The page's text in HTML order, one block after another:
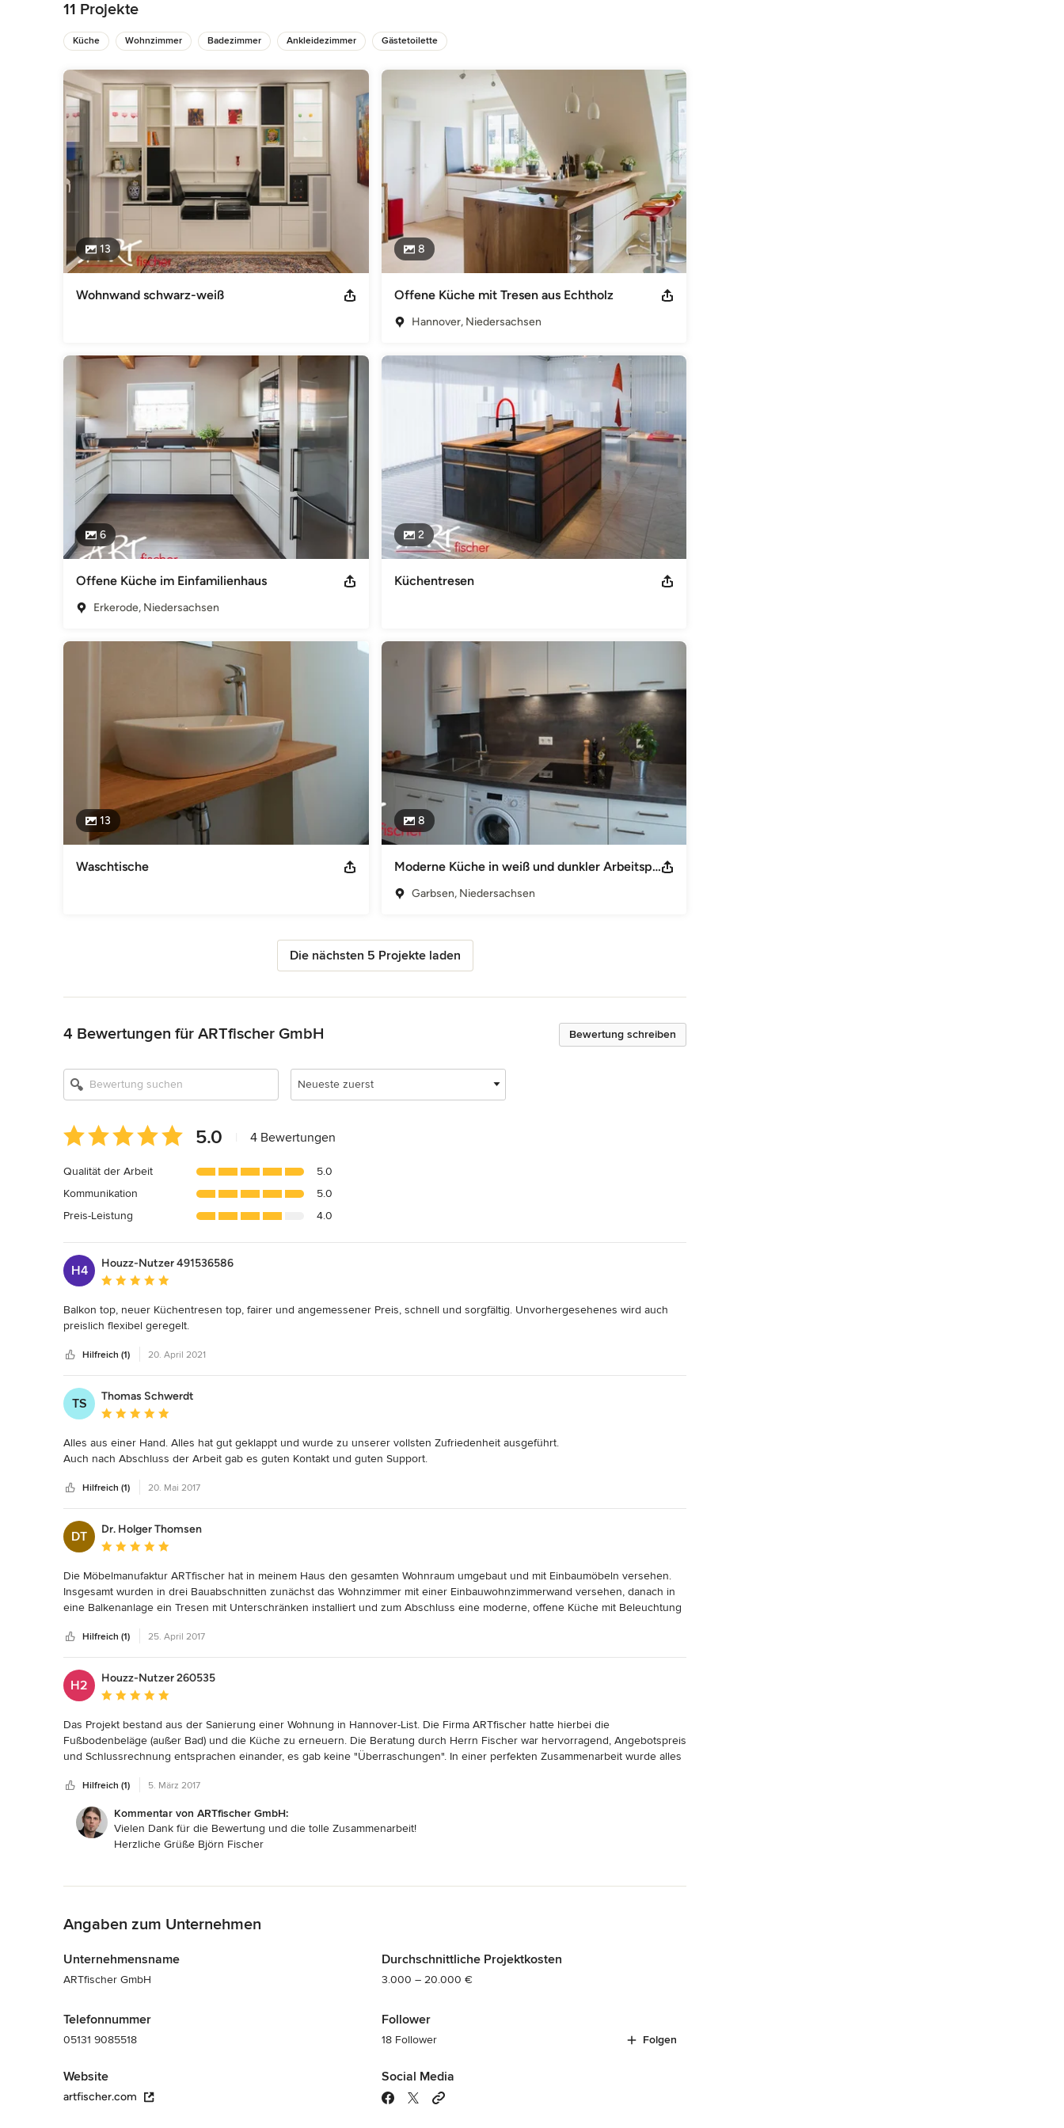
Unser Team besteht aus Fachleuten, die in der hauseigenen Werkstatt die Entwürfe auf höchstem Niveau, handwerklich und
mit Herz umsetzen. Unsere Kunden werden dabei auf Wunsch von der Materialauswahl über die Fertigung bis hin zur
Auszeichnungen:
Tischlermeister Gebäudeenergieberater im Handwerk zertifizierte Elektrofachkraft für festgelegte Tätigkeiten Zertifizierte
Fachkraft für Wasseranschlüsse
Impressum
ARTfischer GmbH Geschäftsführer: Bjoern Fischer Brinkwiesen 3a, 30826 Garbsen Tel. +49 5131 9085518 mobil +49 170
5273934 E-Mail info@artfischer.com www.artfischer.com UStID: DE 288 8461 91 Amtsgericht Hannover, HRB 210403
Kategorie
Interior Designer & Raumausstatter
11 Projekte
Küche Wohnzimmer Badezimmer Ankleidezimmer Gästetoilette
13
Wohnwand schwarz-weiß
8
Offene Küche mit Tresen aus Echtholz
Hannover, Niedersachsen
6
Offene Küche im Einfamilienhaus
Erkerode, Niedersachsen
2
Küchentresen
13
Waschtische
8
Moderne Küche in weiß und dunkler Arbeitsplatte als Kontrast
Garbsen, Niedersachsen
Die nächsten 5 Projekte laden
Bewertung schreiben
4 Bewertungen für ARTfischer GmbH
Neueste zuerst
Durchschnittliche
Bewertung:
von
5
Sternen
5.0 4 Bewertungen
Qualität der Arbeit
5.0
Kommunikation
5.0
Preis-Leistung
4.0
H4
Houzz-Nutzer 491536586
Durchschnittliche Bewertung: 5 von 5 Sternen
Balkon top, neuer Küchentresen top, fairer und angemessener Preis, schnell und sorgfältig. Unvorhergesehenes wird auch
preislich flexibel geregelt.
Hilfreich (1) 20. April 2021
TS
Thomas Schwerdt
Durchschnittliche Bewertung: 5 von 5 Sternen
Alles aus einer Hand. Alles hat gut geklappt und wurde zu unserer vollsten Zufriedenheit ausgeführt.
Auch nach Abschluss der Arbeit gab es guten Kontakt und guten Support.
Hilfreich (1) 20. Mai 2017
DT
Dr. Holger Thomsen
Durchschnittliche Bewertung: 5 von 5 Sternen
Die Möbelmanufaktur ARTfischer hat in meinem Haus den gesamten Wohnraum umgebaut und mit Einbaumöbeln versehen.
Insgesamt wurden in drei Bauabschnitten zunächst das Wohnzimmer mit einer Einbauwohnzimmerwand versehen, danach in
eine Balkenanlage ein Tresen mit Unterschränken installiert und zum Abschluss eine moderne, offene Küche mit Beleuchtung
ARTfischer hat die gesamte Gestaltung, Planung, Fertigung und den Einbau übernommen.
Herr Fischer überzeugte durch hohes Fachwissen, Professionalität und Kreativität in der Gestaltung der gesamten Fläche. Die
Qualität der Umsetzung hinsichtlich Frist- und Budgeteinhaltung, sowie der eingebauten Möbel ist einwandfrei.
Ich bedanke mich für die Zusammenarbeit und empfehle ARTfischer gerne weiter.
Hilfreich (1) 25. April 2017
H2
Houzz-Nutzer 260535
Durchschnittliche Bewertung: 5 von 5 Sternen
Das Projekt bestand aus der Sanierung einer Wohnung in Hannover-List. Die Firma ARTfischer hatte hierbei die
Fußbodenbeläge (außer Bad) und die Küche zu erneuern. Die Beratung durch Herrn Fischer war hervorragend, Angebotspreis
und Schlussrechnung entsprachen einander, es gab keine "Überraschungen". In einer perfekten Zusammenarbeit wurde alles
Fischer war auch in dabei behilflich, andere Handwerksbetriebe an die Einhaltung von Terminen zu erinnern. Dies trug
wesentlich dazu bei, dass der Mieter pünktlich wieder einziehen konnte.
Hilfreich (1) 5. März 2017
Kommentar von ARTfischer GmbH:
Vielen Dank für die Bewertung und die tolle Zusammenarbeit!
Herzliche Grüße Björn Fischer
Angaben zum Unternehmen
Unternehmensname
ARTfischer GmbH
Telefonnummer
05131 9085518
Website
artfischer.com
Durchschnittliche Projektkosten
3.000 – 20.000 €
Follower
18 Follower Folgen
Social Media